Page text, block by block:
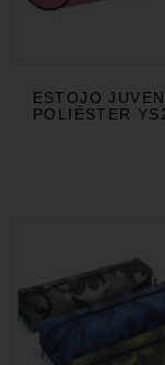
ESTOJO
POLIÉSTER